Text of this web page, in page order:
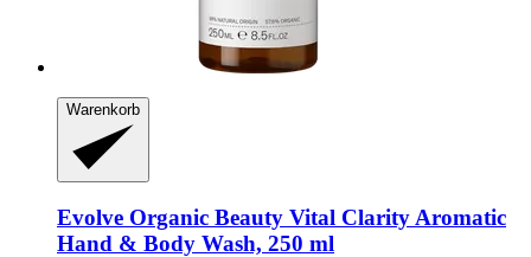
Warenkorb
Evolve Organic Beauty Vital Clarity Aromatic
Hand & Body Wash, 250 ml